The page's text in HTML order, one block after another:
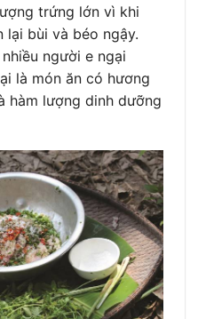
trứng lớn vì khi
lại bùi và béo ngậy.
người e ngại
là món ăn có hương
hàm lượng dinh dưỡng